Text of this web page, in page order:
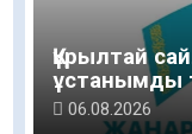
Құрылтай
ұстанымды
қадам
06.08.2026